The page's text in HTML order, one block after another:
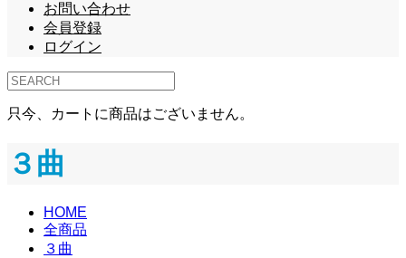
お問い合わせ
会員登録
ログイン
只今、カートに商品はございません。
３曲
HOME
全商品
３曲